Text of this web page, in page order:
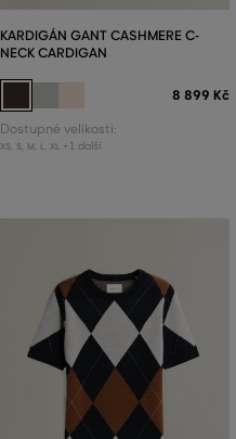
KARDIGÁN GANT CASHMERE C-
NECK CARDIGAN
8 899 Kč
Dostupné velikosti:
XS, S, M L XL +1 další